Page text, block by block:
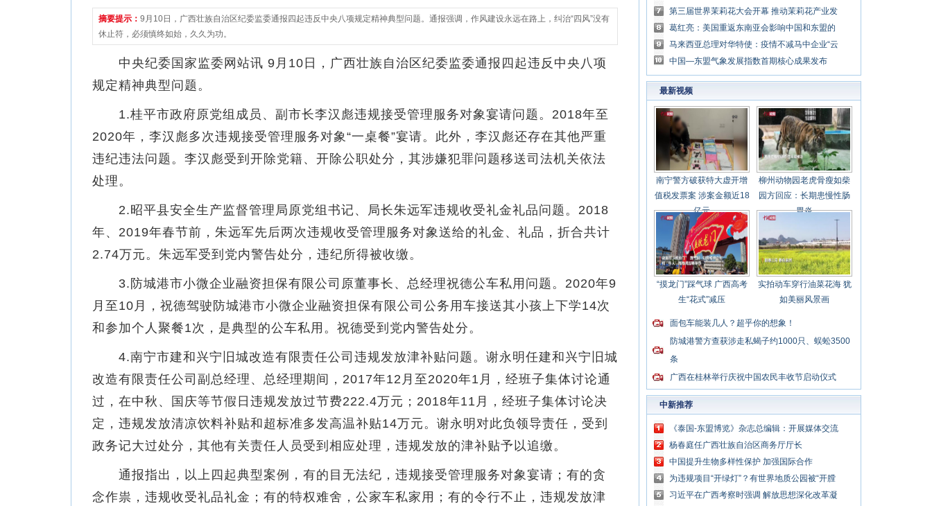
摘要提示： 9月10日，广西壮族自治区纪委监委通报四起违反中央八项规定精神典型问题。通报强调，作风建设永远在路上，纠治“四风”没有
休止符，必须慎终如始，久久为功。
中央纪委国家监委网站讯 9月10日，广西壮族自治区纪委监委通报四起违反中央八项
规定精神典型问题。
1.桂平市政府原党组成员、副市长李汉彪违规接受管理服务对象宴请问题。2018年至
2020年，李汉彪多次违规接受管理服务对象“一桌餐”宴请。此外，李汉彪还存在其他严重
违纪违法问题。李汉彪受到开除党籍、开除公职处分，其涉嫌犯罪问题移送司法机关依法
处理。
2.昭平县安全生产监督管理局原党组书记、局长朱远军违规收受礼金礼品问题。2018
年、2019年春节前，朱远军先后两次违规收受管理服务对象送给的礼金、礼品，折合共计
2.74万元。朱远军受到党内警告处分，违纪所得被收缴。
3.防城港市小微企业融资担保有限公司原董事长、总经理祝德公车私用问题。2020年9
月至10月，祝德驾驶防城港市小微企业融资担保有限公司公务用车接送其小孩上下学14次
和参加个人聚餐1次，是典型的公车私用。祝德受到党内警告处分。
4.南宁市建和兴宁旧城改造有限责任公司违规发放津补贴问题。谢永明任建和兴宁旧城
改造有限责任公司副总经理、总经理期间，2017年12月至2020年1月，经班子集体讨论通
过，在中秋、国庆等节假日违规发放过节费222.4万元；2018年11月，经班子集体讨论决
定，违规发放清凉饮料补贴和超标准多发高温补贴14万元。谢永明对此负领导责任，受到
政务记大过处分，其他有关责任人员受到相应处理，违规发放的津补贴予以追缴。
通报指出，以上四起典型案例，有的目无法纪，违规接受管理服务对象宴请；有的贪
念作祟，违规收受礼品礼金；有的特权难舍，公家车私家用；有的令行不止，违规发放津
为
第三届世界茉莉花大会开幕 推动茉莉花产业发
展
葛红亮：美国重返东南亚会影响中国和东盟的
合作吗？
马来西亚总理对华特使：疫情不减马中企业“云
签约”热情 “绿色产业”合作前景广阔
中国—东盟气象发展指数首期核心成果发布
最新视频
南宁警方破获特大虚开增
值税发票案 涉案金额近18
亿元
柳州动物园老虎骨瘦如柴
园方回应：长期患慢性肠
胃炎
“摸龙门”踩气球 广西高考
生“花式”减压
实拍动车穿行油菜花海 犹
如美丽风景画
面包车能装几人？超乎你的想象！
防城港警方查获涉走私蝎子约1000只、蜈蚣3500
条
广西在桂林举行庆祝中国农民丰收节启动仪式
中新推荐
《泰国-东盟博览》杂志总编辑：开展媒体交流
讲好中国与东盟合作故事
杨春庭任广西壮族自治区商务厅厅长
中国提升生物多样性保护 加强国际合作
为违规项目“开绿灯”？有世界地质公园被“开膛
破肚”
习近平在广西考察时强调 解放思想深化改革凝